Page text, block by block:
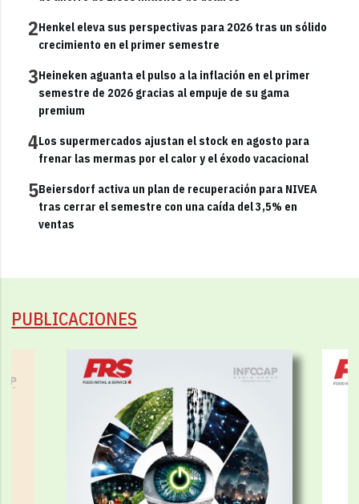
2Henkel eleva sus perspectivas para 2026 tras un sólido
crecimiento en el primer semestre
3Heineken aguanta el pulso a la inflación en el primer
semestre de 2026 gracias al empuje de su gama
premium
4Los supermercados ajustan el stock en agosto para
frenar las mermas por el calor y el éxodo vacacional
5Beiersdorf activa un plan de recuperación para NIVEA
tras cerrar el semestre con una caída del 3,5% en
ventas
PUBLICACIONES